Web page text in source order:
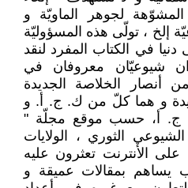
لجوهر الماويّة و
إلخ ، تولّى هذه المسؤوليّة
في الكتاب المفرد لنقد
شيوعيّان معروفان في
من أنصار الخلاصة الجديدة
و هما كلّ من ك. ج. أ. و
ك. ج. أ، حسب موقع مجلّة "
الثوري ، الولايات
على الأنترنت تعثرون عليه
يساهم بمقالات عميقة و